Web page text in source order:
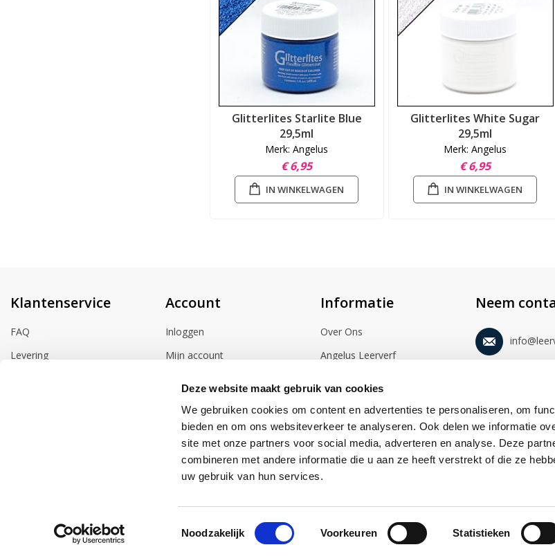
Deze website maakt gebruik van cookies
We gebruiken cookies om content en advertenties te personaliseren, om
bieden en om ons websiteverkeer te analyseren. Ook delen we informatie
site met onze partners voor social media, adverteren en analyse. Deze
combineren met andere informatie die u aan ze heeft verstrekt of die ze
uw gebruik van hun services.
Toestemmingsselectie
Noodzakelijk Voorkeuren Statistieken
Glitterlites Starlite Blue
29,5ml
Merk: Angelus
€ 6,95
IN WINKELWAGEN
Glitterlites White Sugar
29,5ml
Merk: Angelus
€ 6,95
IN WINKELWAGEN
Klantenservice
FAQ
Levering
Account
Inloggen
Mijn account
Informatie
Over Ons
Angelus Leerverf
Privacy statement
Foto's
Neem